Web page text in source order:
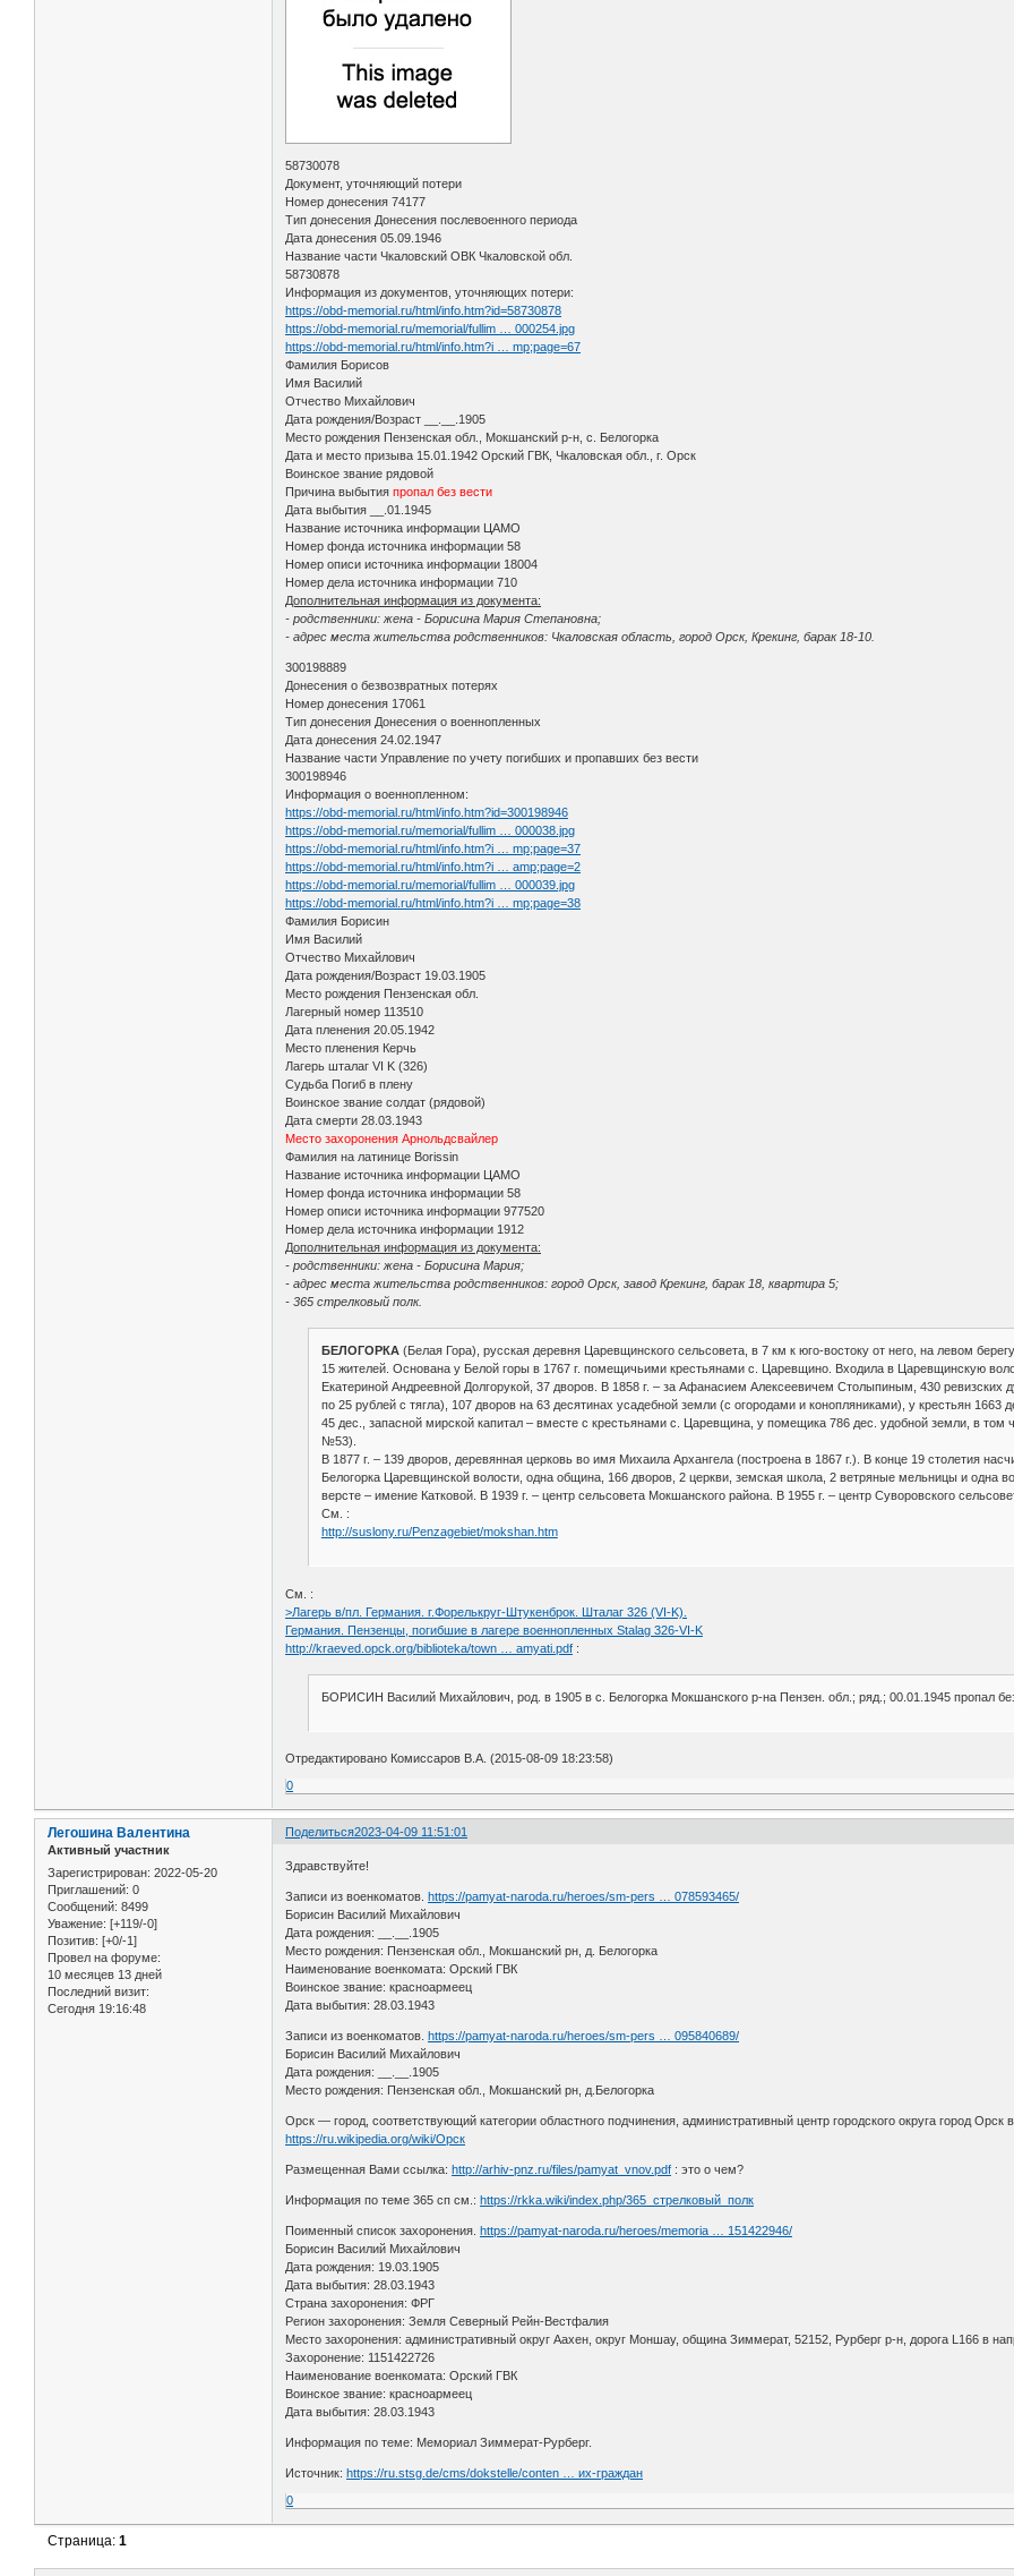
58730078
Документ, уточняющий потери
Номер донесения 74177
Тип донесения Донесения послевоенного периода
Дата донесения 05.09.1946
Название части Чкаловский ОВК Чкаловской обл.
58730878
Информация из документов, уточняющих потери:
https://obd-memorial.ru/html/info.htm?id=58730878
https://obd-memorial.ru/memorial/fullim … 000254.jpg
https://obd-memorial.ru/html/info.htm?i … mp;page=67
Фамилия Борисов
Имя Василий
Отчество Михайлович
Дата рождения/Возраст __.__.1905
Место рождения Пензенская обл., Мокшанский р-н, с. Белогорка
Дата и место призыва 15.01.1942 Орский ГВК, Чкаловская обл., г. Орск
Воинское звание рядовой
Причина выбытияпропал без вести
Дата выбытия __.01.1945
Название источника информации ЦАМО
Номер фонда источника информации 58
Номер описи источника информации 18004
Номер дела источника информации 710
Дополнительная информация из документа:
- родственники: жена - Борисина Мария Степановна;
- адрес места жительства родственников: Чкаловская область, город Орск, Крекинг, барак 18-10.
300198889
Донесения о безвозвратных потерях
Номер донесения 17061
Тип донесения Донесения о военнопленных
Дата донесения 24.02.1947
Название части Управление по учету погибших и пропавших без вести
300198946
Информация о военнопленном:
https://obd-memorial.ru/html/info.htm?id=300198946
https://obd-memorial.ru/memorial/fullim … 000038.jpg
https://obd-memorial.ru/html/info.htm?i … mp;page=37
https://obd-memorial.ru/html/info.htm?i … amp;page=2
https://obd-memorial.ru/memorial/fullim … 000039.jpg
https://obd-memorial.ru/html/info.htm?i … mp;page=38
Фамилия Борисин
Имя Василий
Отчество Михайлович
Дата рождения/Возраст 19.03.1905
Место рождения Пензенская обл.
Лагерный номер 113510
Дата пленения 20.05.1942
Место пленения Керчь
Лагерь шталаг VI K (326)
Судьба Погиб в плену
Воинское звание солдат (рядовой)
Дата смерти 28.03.1943
Место захоронения Арнольдсвайлер
Фамилия на латинице Borissin
Название источника информации ЦАМО
Номер фонда источника информации 58
Номер описи источника информации 977520
Номер дела источника информации 1912
Дополнительная информация из документа:
- родственники: жена - Борисина Мария;
- адрес места жительства родственников: город Орск, завод Крекинг, барак 18, квартира 5;
- 365 стрелковый полк.
БЕЛОГОРКА (Белая Гора), русская деревня Царевщинского сельсовета, в 7 км к юго-востоку от него, на левом
15 жителей. Основана у Белой горы в 1767 г. помещичьими крестьянами с. Царевщино. Входила в Царевщинскую
Екатериной Андреевной Долгорукой, 37 дворов. В 1858 г. – за Афанасием Алексеевичем Столыпиным, 430 ревизских
по 25 рублей с тягла), 107 дворов на 63 десятинах усадебной земли (с огородами и конопляниками), у крестьян
45 дес., запасной мирской капитал – вместе с крестьянами с. Царевщина, у помещика 786 дес. удобной земли, в том
№53).
В 1877 г. – 139 дворов, деревянная церковь во имя Михаила Архангела (построена в 1867 г.). В конце 19 столетия
Белогорка Царевщинской волости, одна община, 166 дворов, 2 церкви, земская школа, 2 ветряные мельницы и одна
версте – имение Катковой. В 1939 г. – центр сельсовета Мокшанского района. В 1955 г. – центр Суворовского
См. :
http://suslony.ru/Penzagebiet/mokshan.htm
См. :
>Лагерь в/пл. Германия. г.Форелькруг-Штукенброк. Шталаг 326 (VI-K).
Германия. Пензенцы, погибшие в лагере военнопленных Stalag 326-VI-K
http://kraeved.opck.org/biblioteka/town … amyati.pdf :
БОРИСИН Василий Михайлович, род. в 1905 в с. Белогорка Мокшанского р-на Пензен. обл.; ряд.; 00.01.1945 пропал
Отредактировано Комиссаров В.А. (2015-08-09 18:23:58)
0
Поделиться2023-04-09 11:51:01
Легошина Валентина
Активный участник
Зарегистрирован: 2022-05-20
Приглашений: 0
Сообщений: 8499
Уважение: [+119/-0]
Позитив: [+0/-1]
Провел на форуме:
10 месяцев 13 дней
Последний визит:
Сегодня 19:16:48
Здравствуйте!
Записи из военкоматов.https://pamyat-naroda.ru/heroes/sm-pers … 078593465/
Борисин Василий Михайлович
Дата рождения: __.__.1905
Место рождения: Пензенская обл., Мокшанский рн, д. Белогорка
Наименование военкомата: Орский ГВК
Воинское звание: красноармеец
Дата выбытия: 28.03.1943
Записи из военкоматов.https://pamyat-naroda.ru/heroes/sm-pers … 095840689/
Борисин Василий Михайлович
Дата рождения: __.__.1905
Место рождения: Пензенская обл., Мокшанский рн, д.Белогорка
Орск — город, соответствующий категории областного подчинения, административный центр городского округа город
https://ru.wikipedia.org/wiki/Орск
Размещенная Вами ссылка:http://arhiv-pnz.ru/files/pamyat_vnov.pdf : это о чем?
Информация по теме 365 сп см.:https://rkka.wiki/index.php/365_стрелковый_полк
Поименный список захоронения.https://pamyat-naroda.ru/heroes/memoria … 151422946/
Борисин Василий Михайлович
Дата рождения: 19.03.1905
Дата выбытия: 28.03.1943
Страна захоронения: ФРГ
Регион захоронения: Земля Северный Рейн-Вестфалия
Место захоронения: административный округ Аахен, округ Моншау, община Зиммерат, 52152, Рурберг р-н, дорога L166 в
Захоронение: 1151422726
Наименование военкомата: Орский ГВК
Воинское звание: красноармеец
Дата выбытия: 28.03.1943
Информация по теме: Мемориал Зиммерат-Рурберг.
Источник:https://ru.stsg.de/cms/dokstelle/conten … их-граждан
0
Страница:1